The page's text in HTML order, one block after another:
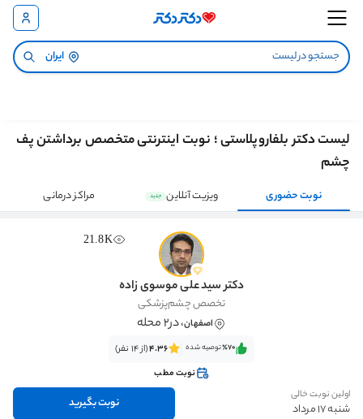
ایران
لیست دکتر بلفاروپلاستی ؛ نوبت اینترنتی متخصص برداشتن پف
چشم
نوبت حضوری ویزیت آنلاین جدید مراکز درمانی
21.8K
دکتر سید علی موسوی زاده
تخصص چشم‌پزشکی
اصفهان، در2 محله
٪70‌‌‌توصیه شده 4.36(از 14 نفر)
نوبت مطب
اولین نوبت خالی
شنبه 17 مرداد نوبت بگیرید